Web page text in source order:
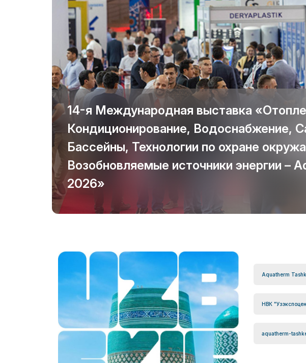
Doing Business in
Uzbekistan
Итоги выставки
Официальный каталог
выставках
Официальный
авиаперевозчик
14-я Международная выставка
Кондиционирование, Водоснабжение,
Бассейны, Технологии по охране
Возобновляемые источники энергии –
2026»
Aquatherm
НВК
aquatherm-